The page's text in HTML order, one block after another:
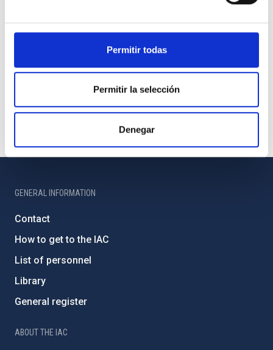
Permitir todas
Permitir la selección
Denegar
GENERAL INFORMATION
Contact
How to get to the IAC
List of personnel
Library
General register
ABOUT THE IAC